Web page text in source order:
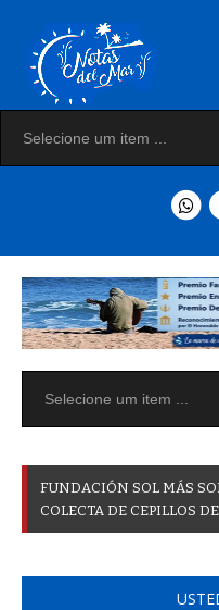
FUNDACIÓN SOL MÁS SO
COLECTA DE CEPILLOS DE